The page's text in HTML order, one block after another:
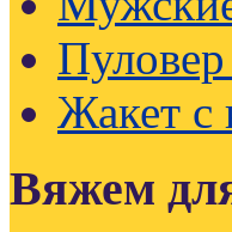
Жакет
Вяжем